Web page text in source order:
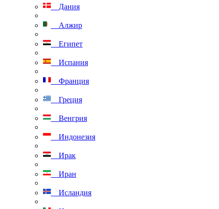
Дания
Алжир
Египет
Испания
Франция
Греция
Венгрия
Индонезия
Ирак
Иран
Исландия